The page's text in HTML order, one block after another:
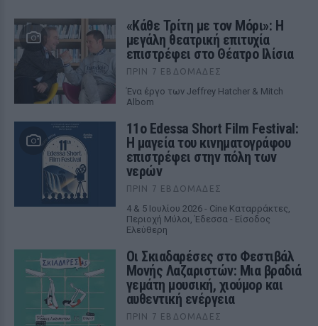
«Κάθε Τρίτη με τον Μόρι»: Η
μεγάλη θεατρική επιτυχία
επιστρέφει στο Θέατρο Ιλίσια
ΠΡΙΝ 7 ΕΒΔΟΜΆΔΕΣ
Ένα έργο των Jeffrey Hatcher & Mitch
Albom
11ο Edessa Short Film Festival:
Η μαγεία του κινηματογράφου
επιστρέφει στην πόλη των
νερών
ΠΡΙΝ 7 ΕΒΔΟΜΆΔΕΣ
4 & 5 Ιουλίου 2026 - Cine Καταρράκτες,
Περιοχή Μύλοι, Έδεσσα - Είσοδος
Ελεύθερη
Οι Σκιαδαρέσες στο Φεστιβάλ
Μονής Λαζαριστών: Μια βραδιά
γεμάτη μουσική, χιούμορ και
αυθεντική ενέργεια
ΠΡΙΝ 7 ΕΒΔΟΜΆΔΕΣ